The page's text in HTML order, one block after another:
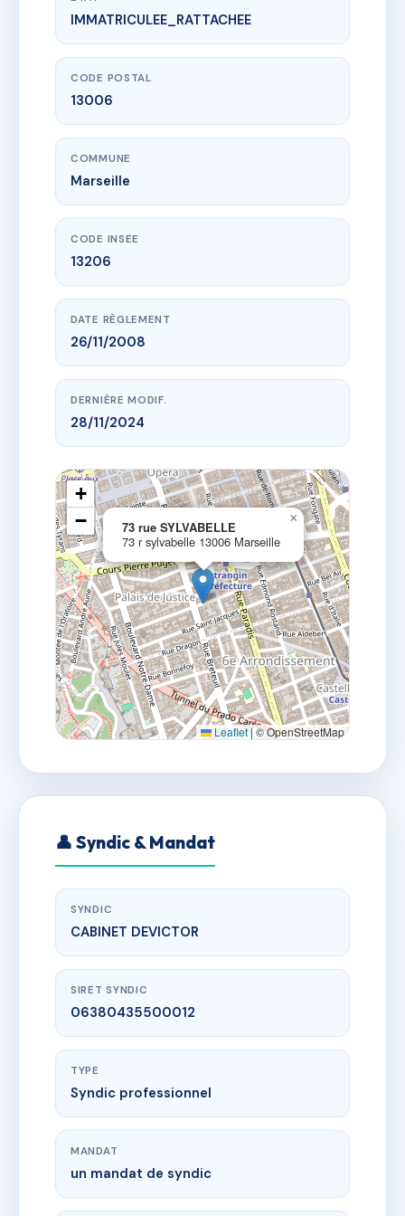
www.vme.plus/AC6654974
73 rue SYLVABELLE
73 Rue sylvabelle
IMMATRICULEE_RATTACHEE
CODE POSTAL
13006
COMMUNE
Marseille
CODE INSEE
13206
DATE RÈGLEMENT
26/11/2008
DERNIÈRE MODIF.
28/11/2024
73 rue SYLVABELLE
73 r sylvabelle 13006 Marseille
×
+
−
Leaflet |© OpenStreetMap
👤 Syndic & Mandat
SYNDIC
CABINET DEVICTOR
SIRET SYNDIC
06380435500012
TYPE
Syndic professionnel
MANDAT
un mandat de syndic